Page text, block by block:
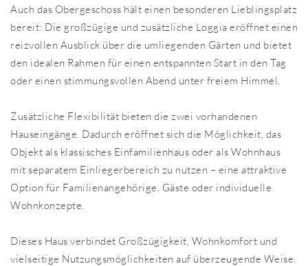
Auch das Obergeschoss hält einen besonderen Lieblingsplatz
bereit: Die großzügige und zusätzliche Loggia eröffnet einen
reizvollen Ausblick über die umliegenden Gärten und bietet
den idealen Rahmen für einen entspannten Start in den Tag
oder einen stimmungsvollen Abend unter freiem Himmel.
Zusätzliche Flexibilität bieten die zwei vorhandenen
Hauseingänge. Dadurch eröffnet sich die Möglichkeit, das
Objekt als klassisches Einfamilienhaus oder als Wohnhaus
mit separatem Einliegerbereich zu nutzen – eine attraktive
Option für Familienangehörige, Gäste oder individuelle
Wohnkonzepte.
Dieses Haus verbindet Großzügigkeit, Wohnkomfort und
vielseitige Nutzungsmöglichkeiten auf überzeugende Weise.